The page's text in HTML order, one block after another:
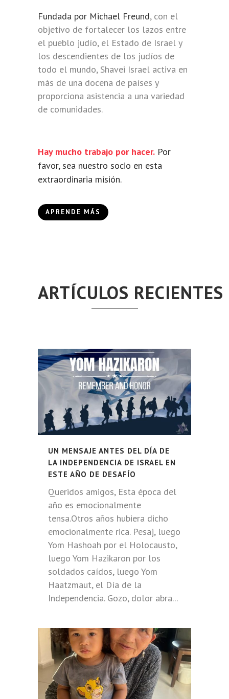
Fundada por Michael Freund, con el
objetivo de fortalecer los lazos entre
el pueblo judío, el Estado de Israel y
los descendientes de los judíos de
todo el mundo, Shavei Israel activa en
más de una docena de países y
proporciona asistencia a una variedad
de comunidades.
Hay mucho trabajo por hacer. Por
favor, sea nuestro socio en esta
extraordinaria misión.
APRENDE MÁS
ARTÍCULOS RECIENTES
UN MENSAJE ANTES DEL DÍA DE
LA INDEPENDENCIA DE ISRAEL EN
ESTE AÑO DE DESAFÍO
Queridos amigos, Esta época del
año es emocionalmente
tensa.Otros años hubiera dicho
emocionalmente rica. Pesaj, luego
Yom Hashoah por el Holocausto,
luego Yom Hazikaron por los
soldados caídos, luego Yom
Haatzmaut, el Día de la
Independencia. Gozo, dolor abra...